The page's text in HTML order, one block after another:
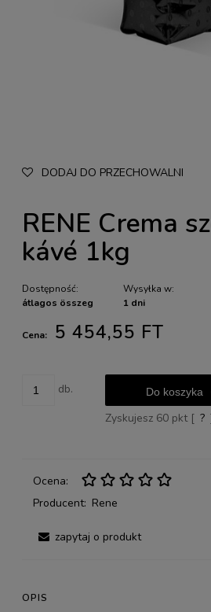
DODAJ DO PRZECHOWALNI
RENE Crema
kávé 1kg
Dostępność:
átlagos összeg
Wysyłka w:
1 dni
Cena: 5 454,55 FT
db. Do koszyka
Zyskujesz 60pkt [ ?
Ocena:
Producent: Rene
zapytaj o produkt
OPIS